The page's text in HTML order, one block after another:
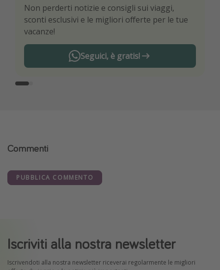
Non perderti notizie e consigli sui viaggi,
sconti esclusivi e le migliori offerte per le tue
vacanze!
Seguici, è gratis!
Sii il primo a conoscere le migliori offerte di
viaggio
Commenti
PUBBLICA COMMENTO
Iscriviti alla nostra newsletter
Iscrivendoti alla nostra newsletter riceverai regolarmente le migliori